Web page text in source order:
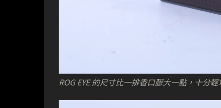
ROG EYE 的尺寸比一排香口膠大一點，十分輕